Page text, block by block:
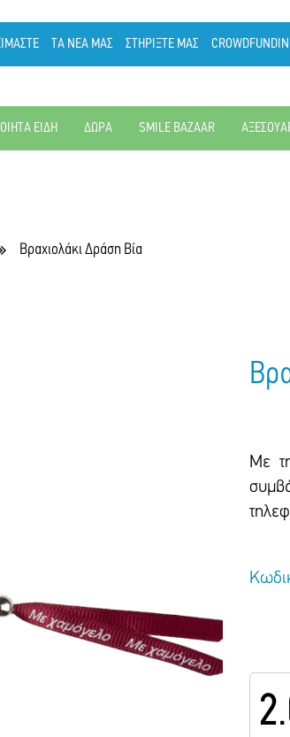
ΤΑ ΝΕΑ ΜΑΣ ΣΤΗΡΙΞΤΕ ΜΑΣ
ΕΙΔΗ ΔΩΡΑ SMILE BAZAAR
Βραχιολάκι Δράση Βία
Με